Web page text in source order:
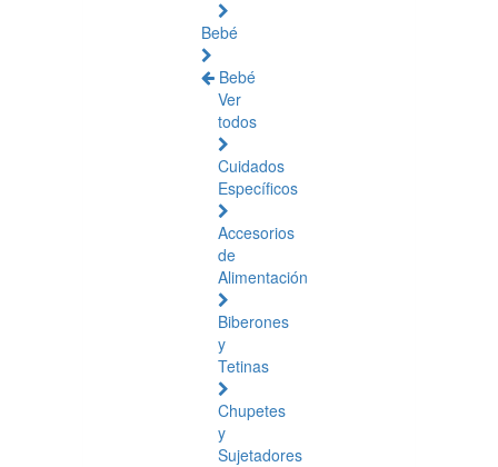
Bebé
Bebé
Ver
todos
Cuidados
Específicos
Accesorios
de
Alimentación
Biberones
y
Tetinas
Chupetes
y
Sujetadores